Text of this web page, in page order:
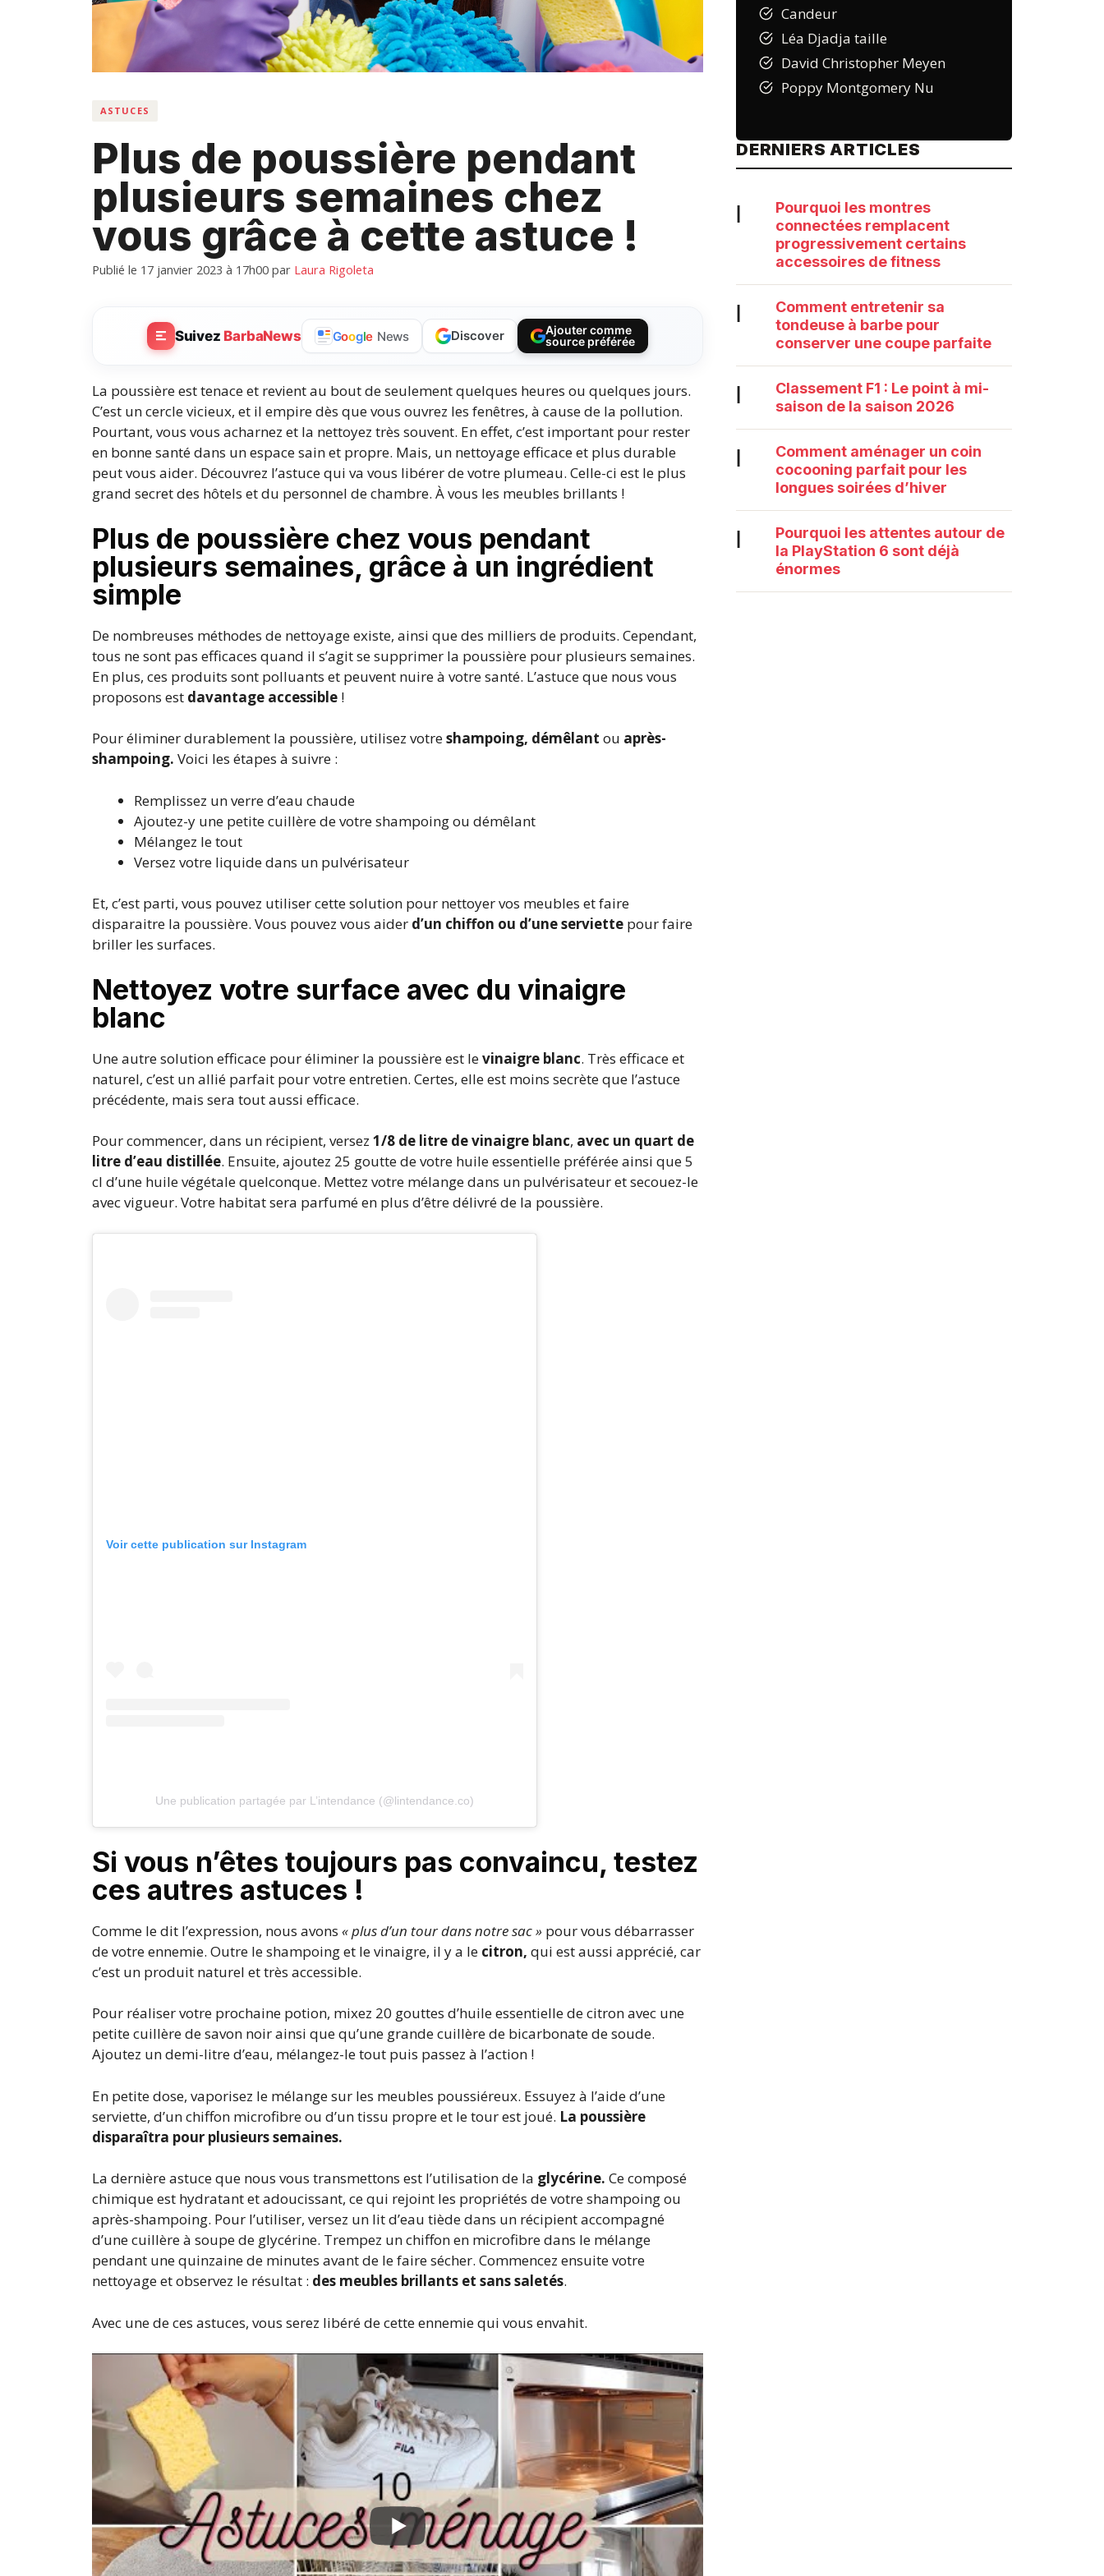
ASTUCES
Plus de poussière pendant
plusieurs semaines chez
vous grâce à cette astuce !
Publié le 17 janvier 2023 à 17h00 par Laura Rigoleta
Suivez BarbaNews Google News Discover
Ajouter comme
source préférée
La poussière est tenace et revient au bout de seulement quelques heures ou quelques jours.
C’est un cercle vicieux, et il empire dès que vous ouvrez les fenêtres, à cause de la pollution.
Pourtant, vous vous acharnez et la nettoyez très souvent. En effet, c’est important pour rester
en bonne santé dans un espace sain et propre. Mais, un nettoyage efficace et plus durable
peut vous aider. Découvrez l’astuce qui va vous libérer de votre plumeau. Celle-ci est le plus
grand secret des hôtels et du personnel de chambre. À vous les meubles brillants !
Plus de poussière chez vous pendant
plusieurs semaines, grâce à un ingrédient
simple
De nombreuses méthodes de nettoyage existe, ainsi que des milliers de produits. Cependant,
tous ne sont pas efficaces quand il s’agit se supprimer la poussière pour plusieurs semaines.
En plus, ces produits sont polluants et peuvent nuire à votre santé. L’astuce que nous vous
proposons est davantage accessible !
Pour éliminer durablement la poussière, utilisez votreshampoing, démêlant ou après-
shampoing. Voici les étapes à suivre :
Remplissez un verre d’eau chaude
Ajoutez-y une petite cuillère de votre shampoing ou démêlant
Mélangez le tout
Versez votre liquide dans un pulvérisateur
Et, c’est parti, vous pouvez utiliser cette solution pour nettoyer vos meubles et faire
disparaitre la poussière. Vous pouvez vous aider d’un chiffon ou d’une serviette pour faire
briller les surfaces.
Nettoyez votre surface avec du vinaigre
blanc
Une autre solution efficace pour éliminer la poussière est levinaigre blanc. Très efficace et
naturel, c’est un allié parfait pour votre entretien. Certes, elle est moins secrète que l’astuce
précédente, mais sera tout aussi efficace.
Pour commencer, dans un récipient, versez 1/8 de litre de vinaigre blanc, avec un quart de
litre d’eau distillée. Ensuite, ajoutez 25 goutte de votre huile essentielle préférée ainsi que 5
cl d’une huile végétale quelconque. Mettez votre mélange dans un pulvérisateur et secouez-le
avec vigueur. Votre habitat sera parfumé en plus d’être délivré de la poussière.
Voir cette publication sur Instagram
Une publication partagée par L’intendance (@lintendance.co)
Si vous n’êtes toujours pas convaincu, testez
ces autres astuces !
Comme le dit l’expression, nous avons « plus d’un tour dans notre sac » pour vous débarrasser
de votre ennemie. Outre le shampoing et le vinaigre, il y a le citron, qui est aussi apprécié, car
c’est un produit naturel et très accessible.
Pour réaliser votre prochaine potion, mixez 20 gouttes d’huile essentielle de citron avec une
petite cuillère de savon noir ainsi que qu’une grande cuillère de bicarbonate de soude.
Ajoutez un demi-litre d’eau, mélangez-le tout puis passez à l’action !
En petite dose, vaporisez le mélange sur les meubles poussiéreux. Essuyez à l’aide d’une
serviette, d’un chiffon microfibre ou d’un tissu propre et le tour est joué. La poussière
disparaîtra pour plusieurs semaines.
La dernière astuce que nous vous transmettons est l’utilisation de la glycérine. Ce composé
chimique est hydratant et adoucissant, ce qui rejoint les propriétés de votre shampoing ou
après-shampoing. Pour l’utiliser, versez un lit d’eau tiède dans un récipient accompagné
d’une cuillère à soupe de glycérine. Trempez un chiffon en microfibre dans le mélange
pendant une quinzaine de minutes avant de le faire sécher. Commencez ensuite votre
nettoyage et observez le résultat : des meubles brillants et sans saletés.
Avec une de ces astuces, vous serez libéré de cette ennemie qui vous envahit.
Candeur
Léa Djadja taille
David Christopher Meyen
Poppy Montgomery Nu
DERNIERS ARTICLES
|
Pourquoi les montres
connectées remplacent
progressivement certains
accessoires de fitness
|
Comment entretenir sa
tondeuse à barbe pour
conserver une coupe parfaite
|
Classement F1 : Le point à mi-
saison de la saison 2026
|
Comment aménager un coin
cocooning parfait pour les
longues soirées d’hiver
|
Pourquoi les attentes autour de
la PlayStation 6 sont déjà
énormes